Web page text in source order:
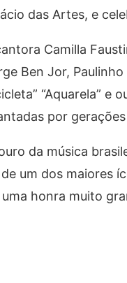
das Artes, e
Camilla
Ben Jor,
“Aquarela”
por
da música
um dos maiores
honra muito